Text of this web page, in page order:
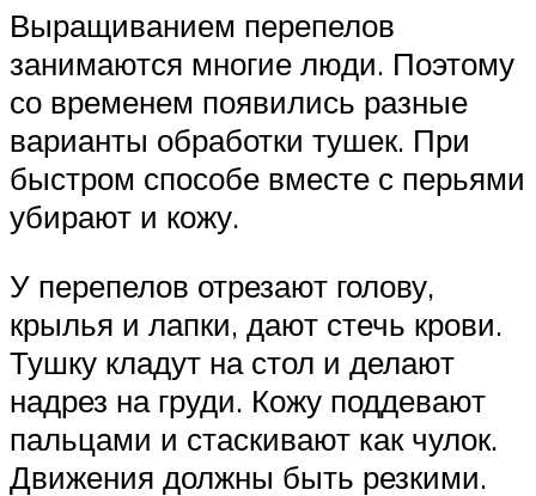
Выращиванием перепелов
занимаются многие люди. Поэтому
со временем появились разные
варианты обработки тушек. При
быстром способе вместе с перьями
убирают и кожу.
У перепелов отрезают голову,
крылья и лапки, дают стечь крови.
Тушку кладут на стол и делают
надрез на груди. Кожу поддевают
пальцами и стаскивают как чулок.
Движения должны быть резкими.